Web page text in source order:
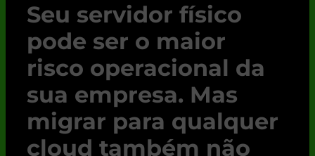
Seu servidor físico
pode ser o maior
risco operacional da
sua empresa. Mas
migrar para qualquer
cloud também não